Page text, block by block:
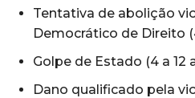
Tentativa de abolição
Democrático de Direito
Golpe de Estado (4 a 12
Dano qualificado pela